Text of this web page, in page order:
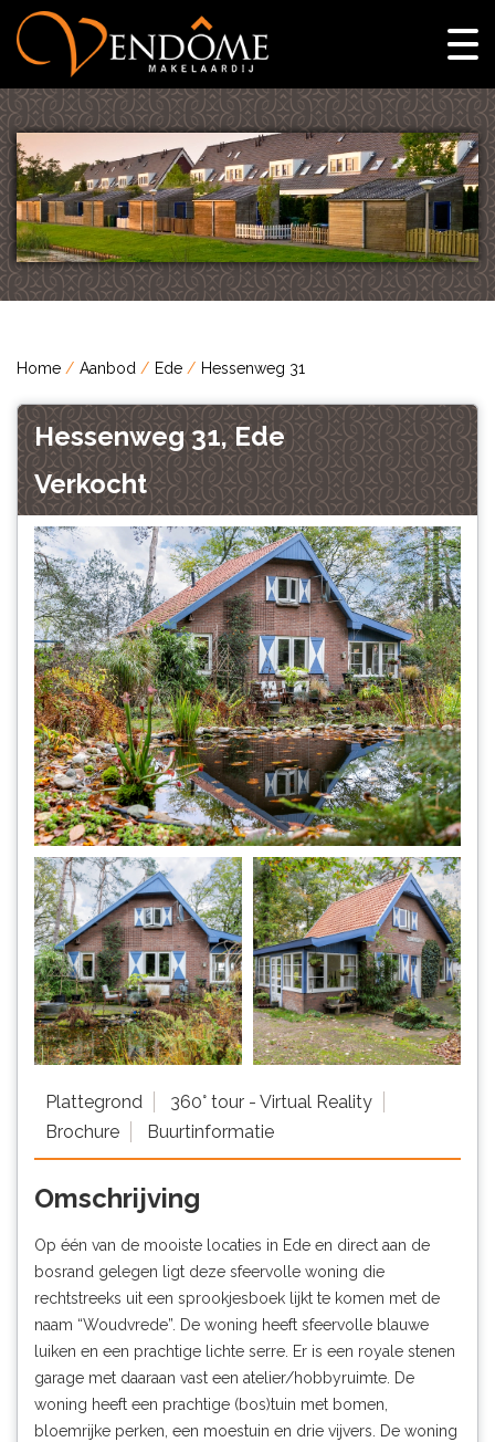
Home Aanbod Ede Hessenweg 31
Hessenweg 31, Ede
Verkocht
Plattegrond
360° tour - Virtual Reality
Brochure
Buurtinformatie
Omschrijving
Op één van de mooiste locaties in Ede en direct aan de
bosrand gelegen ligt deze sfeervolle woning die
rechtstreeks uit een sprookjesboek lijkt te komen met de
naam “Woudvrede”. De woning heeft sfeervolle blauwe
luiken en een prachtige lichte serre. Er is een royale stenen
garage met daaraan vast een atelier/hobbyruimte. De
woning heeft een prachtige (bos)tuin met bomen,
bloemrijke perken, een moestuin en drie vijvers. De woning